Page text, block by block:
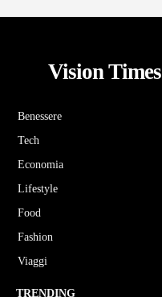
Vision Times
Benessere
Tech
Economia
Lifestyle
Food
Fashion
Viaggi
TRENDING